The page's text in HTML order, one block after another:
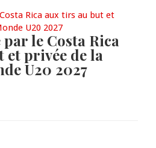
le Costa Rica
et privée de la
U20 2027